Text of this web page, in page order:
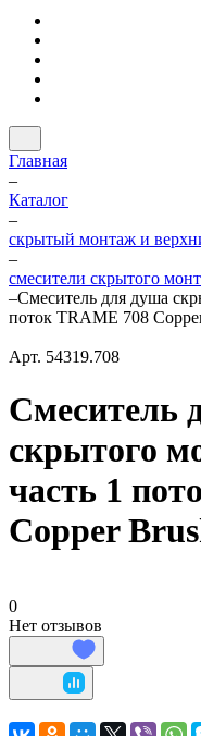
Главная
–
Каталог
–
скрытый монтаж и
–
смесители скрытого
–Смеситель для душа
поток TRAME 708
Арт. 54319.708
Смеситель
скрытого
часть 1
Copper
0
Нет отзывов